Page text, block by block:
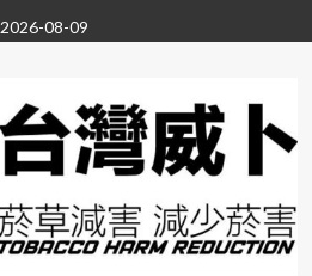
2026-08-09